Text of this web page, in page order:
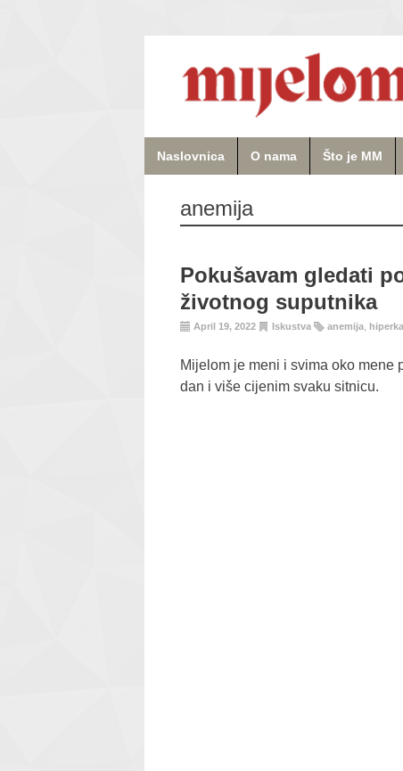
Naslovnica O nama Što je MM
anemija
Pokušavam gledati
životnog suputnika
April 19, 2022 Iskustva anemija
Mijelom je meni i svima oko mene
dan i više cijenim svaku sitnicu.